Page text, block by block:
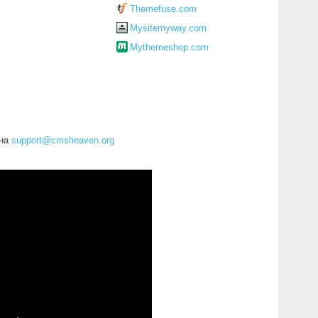
Themefuse.com
Mysitemyway.com
Mythemeshop.com
support@cmsheaven.org